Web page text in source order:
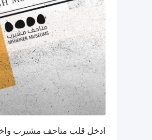
ادخل قلب متاحف مشيرب